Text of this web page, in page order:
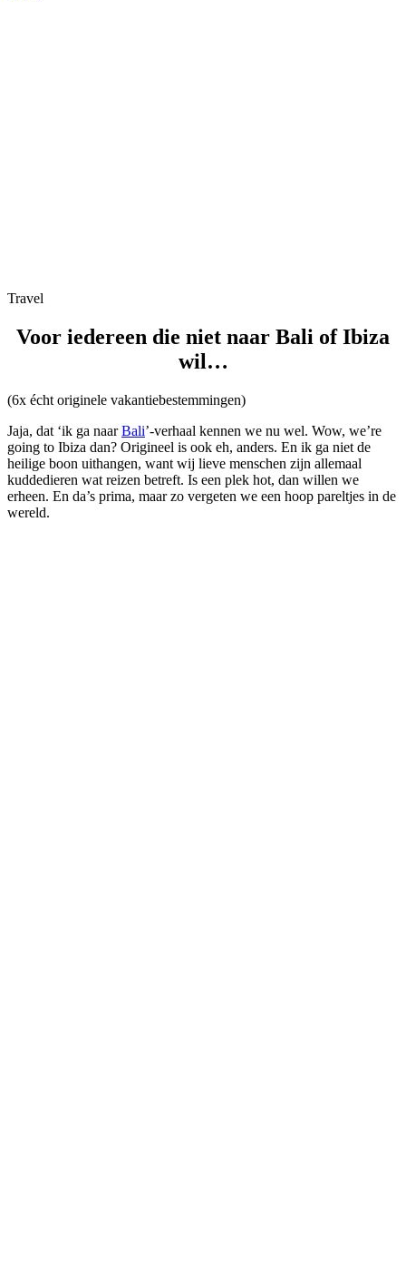
Travel
Voor iedereen die niet naar Bali of Ibiza
wil…
(6x écht originele vakantiebestemmingen)
Jaja, dat ‘ik ga naarBali’-verhaal kennen we nu wel. Wow, we’re
going to Ibiza dan? Origineel is ook eh, anders. En ik ga niet de
heilige boon uithangen, want wij lieve menschen zijn allemaal
kuddedieren wat reizen betreft. Is een plek hot, dan willen we
erheen. En da’s prima, maar zo vergeten we een hoop pareltjes in de
wereld.